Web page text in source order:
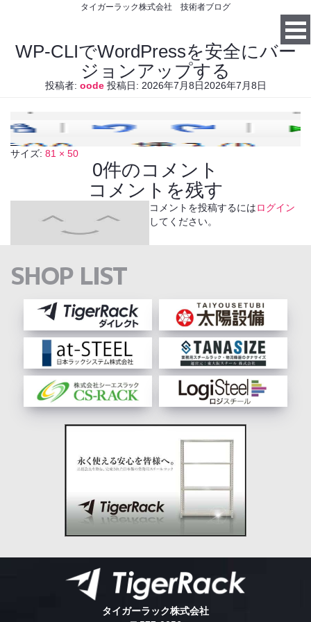
タイガーラック株式会社 技術者ブログ
WP-CLIでWordPressを安全にバー
ジョンアップする
投稿者: oode投稿日: 2026年7月8日2026年7月8日
サイズ: 81 × 50
0件のコメント
コメントを残す
コメントを投稿するにはログイン
してください。
SHOP LIST
タイガーラック株式会社